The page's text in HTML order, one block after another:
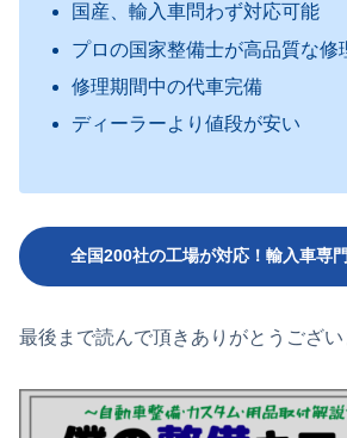
国産、輸入車問わず対応可能
プロの国家整備士が高品質な修
修理期間中の代車完備
ディーラーより値段が安い
全国200社の工場が対応！輸入車専
最後まで読んで頂きありがとうござい